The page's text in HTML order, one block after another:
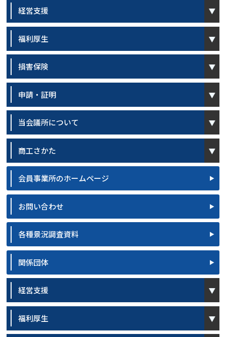
経営支援
福利厚生
損害保険
申請・証明
当会議所について
商工さかた
会員事業所のホームページ
お問い合わせ
各種景況調査資料
関係団体
経営支援
福利厚生